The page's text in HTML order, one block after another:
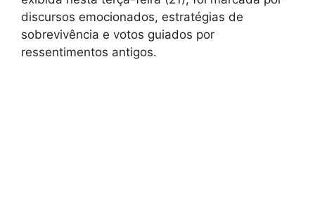
discursos emocionados, estratégias de
sobrevivência e votos guiados por
ressentimentos antigos.